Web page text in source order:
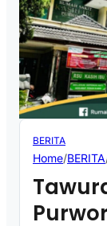
BERITA
Home/BERITA